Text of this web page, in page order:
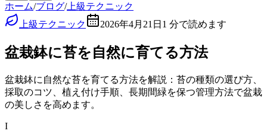
ホーム/ブログ/上級テクニック
上級テクニック
2026年4月21日 1 分で読めます
盆栽鉢に苔を自然に育てる方法
盆栽鉢に自然な苔を育てる方法を解説：苔の種類の選び方、
採取のコツ、植え付け手順、長期間緑を保つ管理方法で盆栽
の美しさを高めます。
I